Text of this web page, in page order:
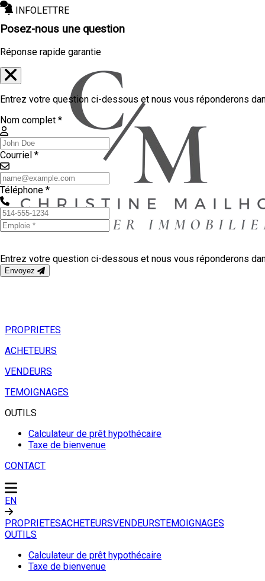
INFOLETTRE
PROPRIETES
ACHETEURS
VENDEURS
TEMOIGNAGES
OUTILS
Calculateur de prêt hypothécaire
Taxe de bienvenue
CONTACT
EN
PROPRIETESACHETEURSVENDEURSTEMOIGNAGES
OUTILS
Calculateur de prêt hypothécaire
Taxe de bienvenue
Posez-nous une question
Réponse rapide garantie
Entrez votre question ci-dessous et nous vous réponderons
Nom complet *
Courriel *
Téléphone *
Entrez votre question ci-dessous et nous vous réponderons
Envoyez